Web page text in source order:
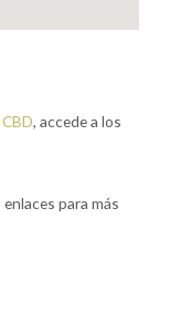
, accede a los
para más